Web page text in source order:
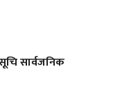
सार्वजनिक